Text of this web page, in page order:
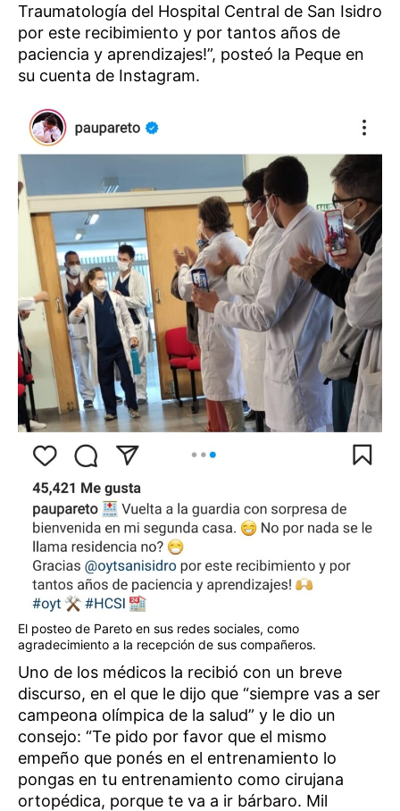
Traumatología del Hospital Central de San Isidro
por este recibimiento y por tantos años de
paciencia y aprendizajes!”, posteó la Peque en
su cuenta de Instagram.
El posteo de Pareto en sus redes sociales, como
agradecimiento a la recepción de sus compañeros.
Uno de los médicos la recibió con un breve
discurso, en el que le dijo que “siempre vas a ser
campeona olímpica de la salud” y le dio un
consejo: “Te pido por favor que el mismo
empeño que ponés en el entrenamiento lo
pongas en tu entrenamiento como cirujana
ortopédica, porque te va a ir bárbaro. Mil